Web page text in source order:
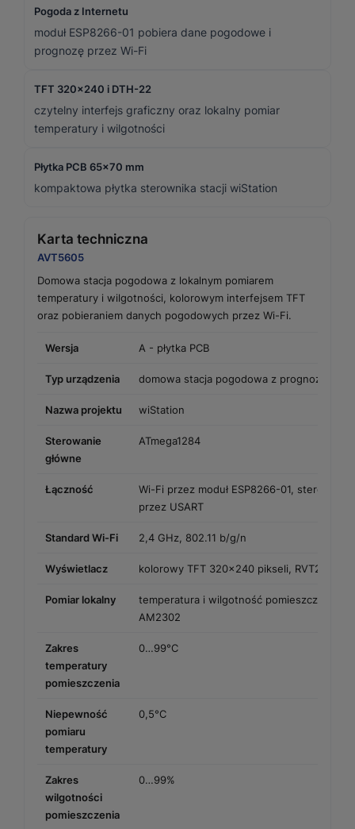
Pogoda z Internetu
moduł ESP8266-01 pobiera dane pogodowe i
prognozę przez Wi-Fi
TFT 320×240 i DTH-22
czytelny interfejs graficzny oraz lokalny pomiar
temperatury i wilgotności
Płytka PCB 65x70 mm
kompaktowa płytka sterownika stacji wiStation
Karta techniczna
AVT5605
Domowa stacja pogodowa z lokalnym pomiarem
temperatury i wilgotności, kolorowym interfejsem TFT
oraz pobieraniem danych pogodowych przez Wi-Fi.
Wersja A - płytka PCB
Typ urządzenia domowa stacja pogodowa z prognozą
Nazwa projektu wiStation
Sterowanie
główne
ATmega1284
Łączność
Wi-Fi przez moduł ESP8266-01, sterowany
przez USART
Standard Wi-Fi 2,4 GHz, 802.11 b/g/n
Wyświetlacz kolorowy TFT 320×240 pikseli,
Pomiar lokalny
temperatura i wilgotność pomieszczenia,
AM2302
Zakres
temperatury
pomieszczenia
0…99°C
Niepewność
pomiaru
temperatury
0,5°C
Zakres
wilgotności
pomieszczenia
0…99%